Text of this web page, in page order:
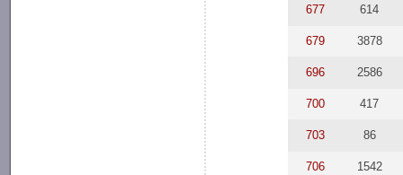
677 614
679 3878
696 2586
700 417
703 86
706 1542